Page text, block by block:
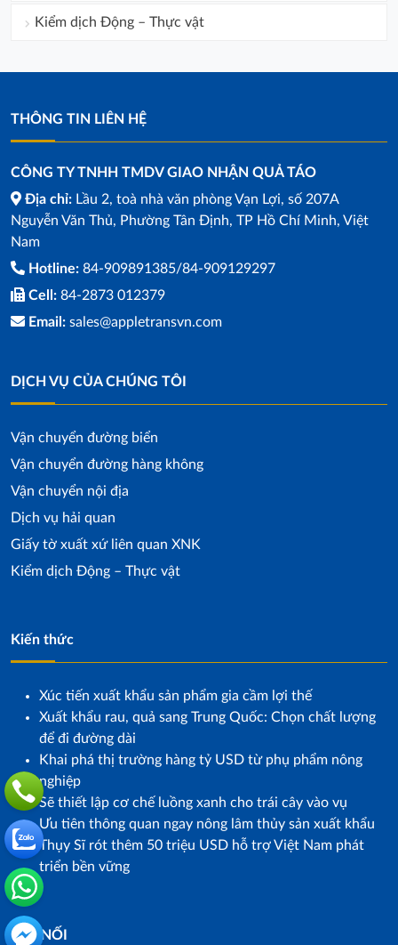
Kiểm dịch Động – Thực vật
THÔNG TIN LIÊN HỆ
CÔNG TY TNHH TMDV GIAO NHẬN QUẢ TÁO
Địa chỉ: Lầu 2, toà nhà văn phòng Vạn Lợi, số 207A
Nguyễn Văn Thủ, Phường Tân Định, TP Hồ Chí Minh, Việt
Nam
Hotline: 84-909891385/84-909129297
Cell: 84-2873 012379
Email: sales@appletransvn.com
DỊCH VỤ CỦA CHÚNG TÔI
Vận chuyển đường biển
Vận chuyển đường hàng không
Vận chuyển nội địa
Dịch vụ hải quan
Giấy tờ xuất xứ liên quan XNK
Kiểm dịch Động – Thực vật
Kiến thức
Xúc tiến xuất khẩu sản phẩm gia cầm lợi thế
Xuất khẩu rau, quả sang Trung Quốc: Chọn chất lượng
để đi đường dài
Khai phá thị trường hàng tỷ USD từ phụ phẩm nông
nghiệp
Sẽ thiết lập cơ chế luồng xanh cho trái cây vào vụ
Ưu tiên thông quan ngay nông lâm thủy sản xuất khẩu
Thụy Sĩ rót thêm 50 triệu USD hỗ trợ Việt Nam phát
triển bền vững
KẾT NỐI